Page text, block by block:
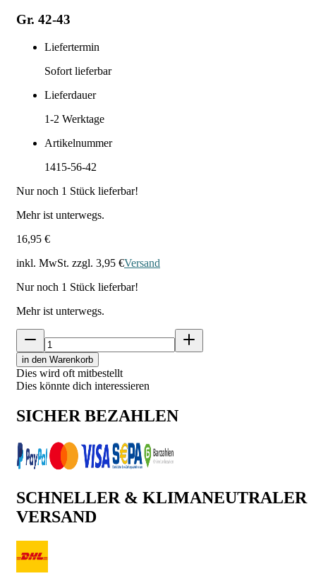
Gr. 42-43
Liefertermin
Sofort lieferbar
Lieferdauer
1-2 Werktage
Artikelnummer
1415-56-42
Nur noch 1 Stück lieferbar!
Mehr ist unterwegs.
16,95 €
inkl. MwSt. zzgl. 3,95 €Versand
Nur noch 1 Stück lieferbar!
Mehr ist unterwegs.
in den Warenkorb
Dies wird oft mitbestellt
Dies könnte dich interessieren
SICHER BEZAHLEN
SCHNELLER & KLIMANEUTRALER
VERSAND